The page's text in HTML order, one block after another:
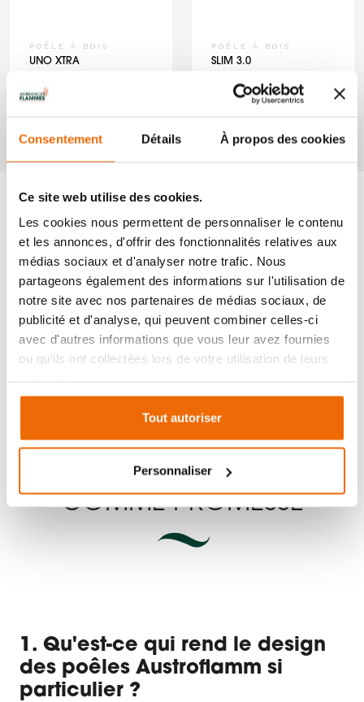
Consentement Détails À propos des cookies
Ce site web utilise des cookies.
Les cookies nous permettent de personnaliser le contenu
et les annonces, d'offrir des fonctionnalités relatives aux
médias sociaux et d'analyser notre trafic. Nous
partageons également des informations sur l'utilisation de
notre site avec nos partenaires de médias sociaux, de
publicité et d'analyse, qui peuvent combiner celles-ci
avec d'autres informations que vous leur avez fournies
ou qu'ils ont collectées lors de votre utilisation de leurs
Tout autoriser
Personnaliser
POÊLE À BOIS
UNO XTRA
POÊLE À BOIS
SLIM 3.0
‹ 1
AUSTROFLAMM : LE
DESIGN COMME
PASSION, LA QUALITÉ
COMME PROMESSE
1. Qu'est-ce qui rend le design
des poêles Austroflamm si
particulier ?